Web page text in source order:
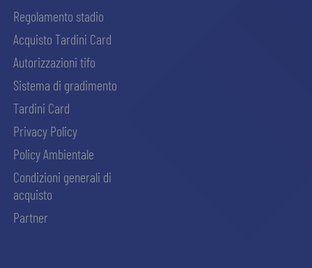
Regolamento stadio
Acquisto Tardini Card
Autorizzazioni tifo
Sistema di gradimento
Tardini Card
Privacy Policy
Policy Ambientale
Condizioni generali di
acquisto
Partner